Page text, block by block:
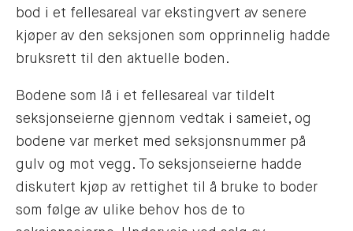
bod i et fellesareal var ekstingvert av senere
kjøper av den seksjonen som opprinnelig hadde
bruksrett til den aktuelle boden.
Bodene som lå i et fellesareal var tildelt
seksjonseierne gjennom vedtak i sameiet, og
bodene var merket med seksjonsnummer på
gulv og mot vegg. To seksjonseierne hadde
diskutert kjøp av rettighet til å bruke to boder
som følge av ulike behov hos de to